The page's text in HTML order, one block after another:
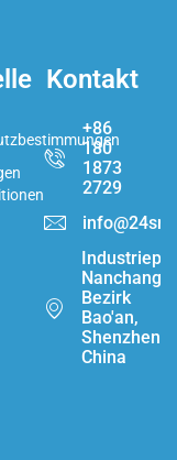
Kontakt
+86
180
1873
2729
Nanchang,
Bezirk
Bao'an,
Shenzhen,
China